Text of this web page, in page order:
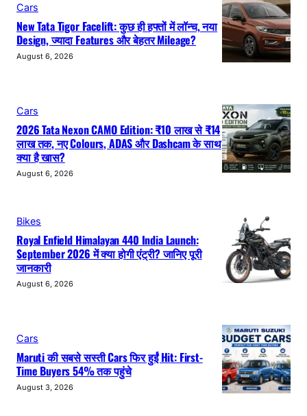
Cars
New Tata Tigor Facelift: कुछ ही हफ्तों में लॉन्च, नया
Design, ज्यादा Features और बेहतर Mileage?
August 6, 2026
Cars
2026 Tata Nexon CAMO Edition: ₹10 लाख से ₹14
लाख तक, नए Colours, ADAS और Dashcam के साथ
क्या है खास?
August 6, 2026
Bikes
Royal Enfield Himalayan 440 India Launch:
September 2026 में क्या होगी एंट्री? जानिए पूरी
जानकारी
August 6, 2026
Cars
Maruti की सबसे सस्ती Cars फिर हुईं Hit: First-
Time Buyers 54% तक पहुंचे
August 3, 2026